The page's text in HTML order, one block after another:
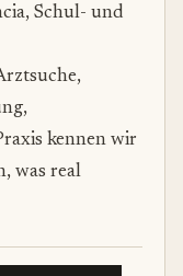
Schul- und
kennen wir
was real